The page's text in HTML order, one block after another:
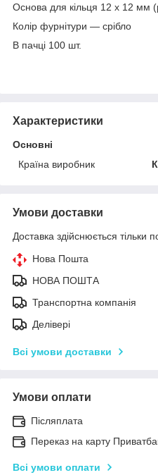
Основа для кільця 12 х 12 мм
Колір фурнітури — срібло
В пачці 100 шт.
Характеристики
Основні
Країна виробник
Умови доставки
Доставка здійснюється тільки
Нова Пошта
НОВА ПОШТА
Транспортна компанія
Делівері
Всі умови доставки
Умови оплати
Післяплата
Переказ на карту
Всі умови оплати